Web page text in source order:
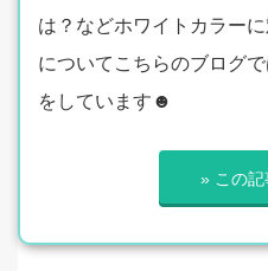
は？などホワイトカラー
についてこちらのブログ
をしています☻
» この